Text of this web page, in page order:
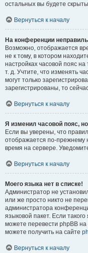
остальных вы будете
Вернуться к началу
На конференции
Возможно, отображается
не к тому, в котором
настройках часовой пояс
т. д. Учтите, что изменять
могут только
зарегистрированы, то
Вернуться к началу
Я изменил часовой пояс,
Если вы уверены, что
отображается по-прежнему
время на сервере.
Вернуться к началу
Моего языка нет в списке!
Администратор не
или же просто никто не
администратора
языковой пакет. Если
можете перевести phpBB
можете получить на сайте
Вернуться к началу